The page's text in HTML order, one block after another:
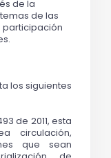
de la
de las
participación
los siguientes
de 2011, esta
circulación,
que sean